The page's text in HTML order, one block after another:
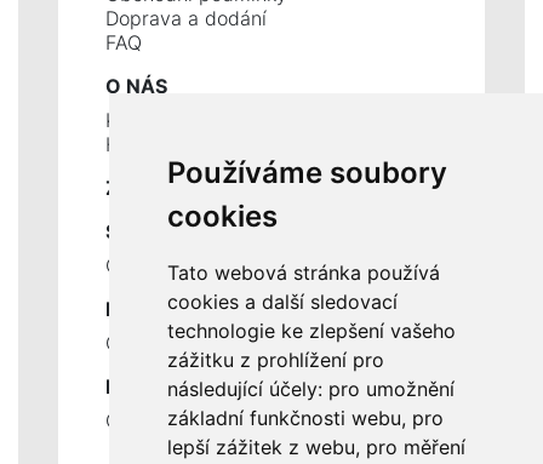
Používáme soubory
cookies
Tato webová stránka používá
cookies a další sledovací
technologie ke zlepšení vašeho
zážitku z prohlížení pro
následující účely: pro umožnění
základní funkčnosti webu, pro
lepší zážitek z webu, pro měření
Doprava a dodání
FAQ
O NÁS
Kontakty
Historie a současnost
ZÁKLADNÍ ÚDAJE
SLUŽBY
Ceník servisních prací
DŮLEŽITÉ INFORMACE
Ochrana osobních údajů
RYCHLÉ ODKAZY
Odstoupení od smlouvy